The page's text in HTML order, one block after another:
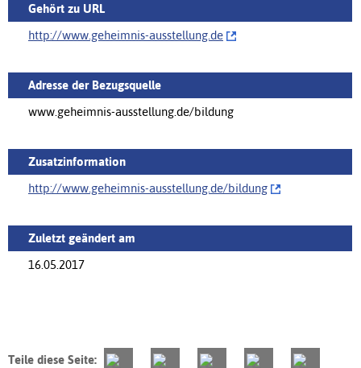
Gehört zu URL
http://‌www.geheimnis-ausstellung.de
Adresse der Bezugsquelle
www.geheimnis-ausstellung.de/bildung
Zusatzinformation
http://www.geheimnis-ausstellung.de/‌bildung
Zuletzt geändert am
16.05.2017
Teile diese Seite: